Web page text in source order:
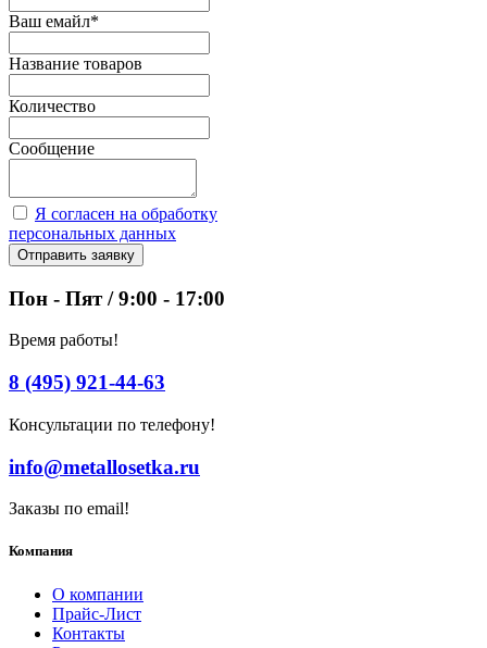
Ваш емайл*
Название товаров
Количество
Сообщение
Я согласен на обработку
персональных данных
Отправить заявку
Пон - Пят / 9:00 - 17:00
Время работы!
8 (495) 921-44-63
Консультации по телефону!
info@metallosetka.ru
Заказы по email!
Компания
О компании
Прайс-Лист
Контакты